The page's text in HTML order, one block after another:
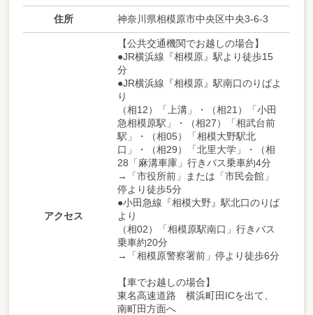
住所 神奈川県相模原市中央区中央3-6-3
アクセス
【公共交通機関でお越しの場合】
●JR横浜線『相模原』駅より徒歩15
分
●JR横浜線『相模原』駅南口のりばよ
り
（相12）「上溝」・（相21）「小田
急相模原駅」・（相27）「相武台前
駅」・（相05）「相模大野駅北
口」・（相29）「北里大学」・（相
28「麻溝車庫」行きバス乗車約4分
→「市役所前」または「市民会館」
停より徒歩5分
●小田急線『相模大野』駅北口のりば
より
（相02）「相模原駅南口」行きバス
乗車約20分
→「相模原警察署前」停より徒歩6分
【車でお越しの場合】
東名高速道路 横浜町田ICを出て、
南町田方面へ